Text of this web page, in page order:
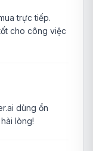
trực tiếp.
cho công việc
dùng ổn
lòng!